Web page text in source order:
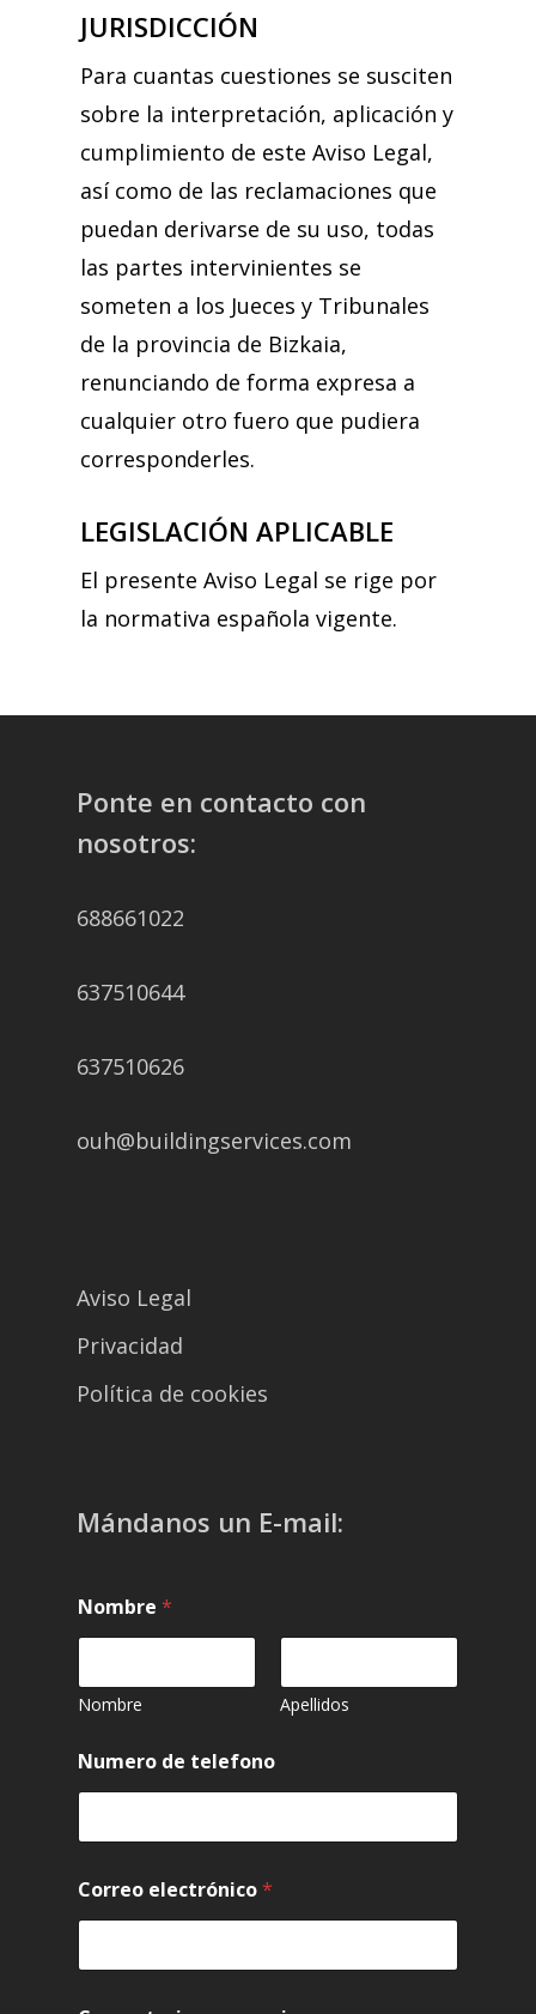
JURISDICCIÓN
Para cuantas cuestiones se susciten
sobre la interpretación, aplicación y
cumplimiento de este Aviso Legal,
así como de las reclamaciones que
puedan derivarse de su uso, todas
las partes intervinientes se
someten a los Jueces y Tribunales
de la provincia de Bizkaia,
renunciando de forma expresa a
cualquier otro fuero que pudiera
corresponderles.
LEGISLACIÓN APLICABLE
El presente Aviso Legal se rige por
la normativa española vigente.
Ponte en contacto con
nosotros:
688661022
637510644
637510626
ouh@buildingservices.com
Aviso Legal
Privacidad
Política de cookies
Mándanos un E-mail:
Nombre *
Nombre Apellidos
Numero de telefono
Correo electrónico*